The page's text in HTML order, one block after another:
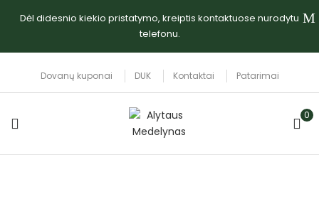
Dėl didesnio kiekio pristatymo, kreiptis kontaktuose nurodytu
telefonu.
Dovanų kuponai DUK Kontaktai Patarimai
0